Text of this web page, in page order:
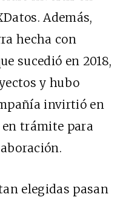
Además,
hecha con
sucedió en 2018,
y hubo
invirtió en
en trámite para
elegidas pasan